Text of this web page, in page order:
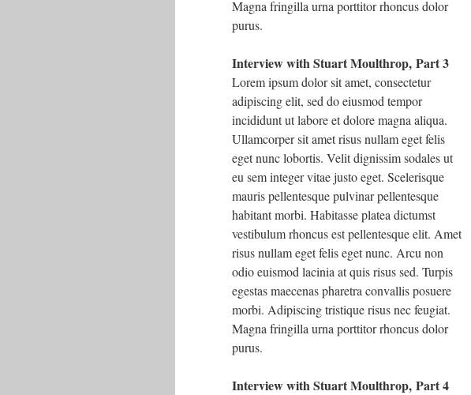
Magna fringilla urna porttitor rhoncus dolor
purus.
Interview with Stuart Moulthrop, Part 3
Lorem ipsum dolor sit amet, consectetur
adipiscing elit, sed do eiusmod tempor
incididunt ut labore et dolore magna aliqua.
Ullamcorper sit amet risus nullam eget felis
eget nunc lobortis. Velit dignissim sodales ut
eu sem integer vitae justo eget. Scelerisque
mauris pellentesque pulvinar pellentesque
habitant morbi. Habitasse platea dictumst
vestibulum rhoncus est pellentesque elit. Amet
risus nullam eget felis eget nunc. Arcu non
odio euismod lacinia at quis risus sed. Turpis
egestas maecenas pharetra convallis posuere
morbi. Adipiscing tristique risus nec feugiat.
Magna fringilla urna porttitor rhoncus dolor
purus.
Interview with Stuart Moulthrop, Part 4